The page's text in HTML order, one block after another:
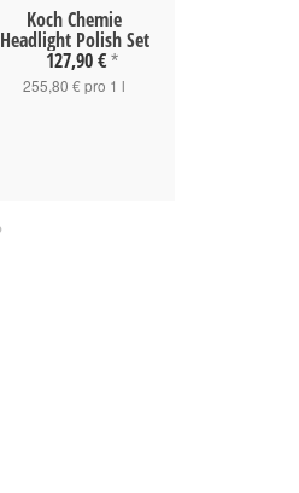
Koch Chemie
Headlight Polish Set
127,90 € *
255,80 € pro 1 l